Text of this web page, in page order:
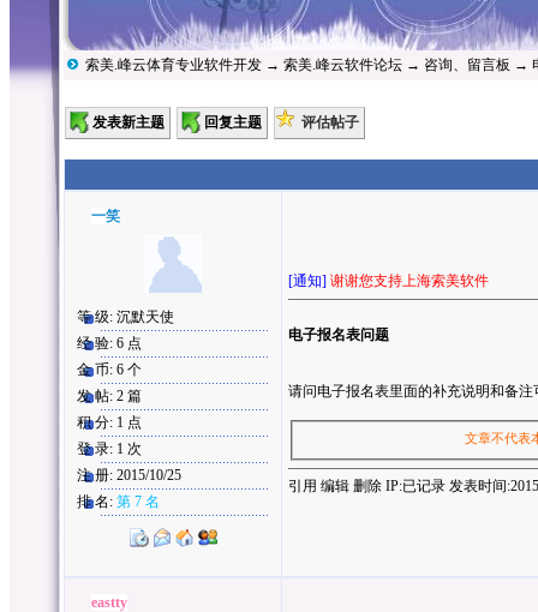
索美.峰云体育专业软件开发 → 索美.峰云软件论坛 → 咨询、留言板 →
发表新主题 回复主题 评估帖子
一笑
等 级: 沉默天使
经 验: 6 点
金 币: 6 个
发 帖: 2 篇
积 分: 1 点
登 录: 1 次
注 册: 2015/10/25
排 名: 第 7 名
[通知] 谢谢您支持上海索美软件
电子报名表问题
请问电子报名表里面的补充说明和备
文章不代表
引用 编辑 删除 IP:已记录 发表时间
eastty